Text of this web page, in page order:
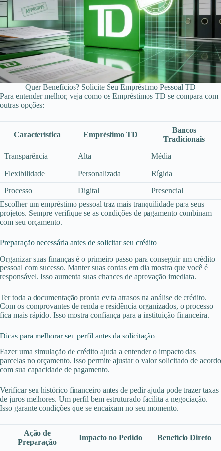
Quer Benefícios? Solicite Seu Empréstimo Pessoal TD
Para entender melhor, veja como os Empréstimos TD se compara com
outras opções:
Característica Empréstimo TD
Bancos
Tradicionais
Transparência Alta Média
Flexibilidade Personalizada Rígida
Processo Digital
Presencial
Escolher um empréstimo pessoal traz mais tranquilidade para seus
projetos. Sempre verifique se as condições de pagamento combinam
com seu orçamento.
Preparação necessária antes de solicitar seu crédito
Organizar suas finanças é o primeiro passo para conseguir um crédito
pessoal com sucesso. Manter suas contas em dia mostra que você é
responsável. Isso aumenta suas chances de aprovação imediata.
Ter toda a documentação pronta evita atrasos na análise de crédito.
Com os comprovantes de renda e residência organizados, o processo
fica mais rápido. Isso mostra confiança para a instituição financeira.
Dicas para melhorar seu perfil antes da solicitação
Fazer uma simulação de crédito ajuda a entender o impacto das
parcelas no orçamento. Isso permite ajustar o valor solicitado de acordo
com sua capacidade de pagamento.
Verificar seu histórico financeiro antes de pedir ajuda pode trazer taxas
de juros melhores. Um perfil bem estruturado facilita a negociação.
Isso garante condições que se encaixam no seu momento.
Ação de
Preparação
Impacto no Pedido Benefício Direto